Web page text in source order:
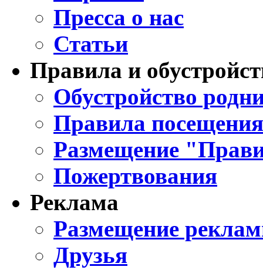
Пресса о нас
Статьи
Правила и
Обустройство
Правила
Размещение
Пожертвования
Реклама
Размещение
Друзья